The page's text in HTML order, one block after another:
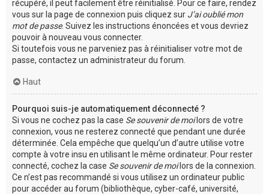
récupéré, il peut facilement être réinitialisé. Pour ce faire, rendez
vous sur la page de connexion puis cliquez sur J’ai oublié mon
mot de passe. Suivez les instructions énoncées et vous devriez
pouvoir à nouveau vous connecter.
Si toutefois vous ne parveniez pas à réinitialiser votre mot de
passe, contactez un administrateur du forum.
Haut
Pourquoi suis-je automatiquement déconnecté ?
Si vous ne cochez pas la case Se souvenir de moilors de votre
connexion, vous ne resterez connecté que pendant une durée
déterminée. Cela empêche que quelqu’un d’autre utilise votre
compte à votre insu en utilisant le même ordinateur. Pour rester
connecté, cochez la case Se souvenir de moilors de la connexion.
Ce n’est pas recommandé si vous utilisez un ordinateur public
pour accéder au forum (bibliothèque, cyber-café, université,